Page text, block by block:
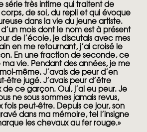
série très intime qui traitent de
de soi, du repli et qui évoque
dans la vie du jeune artiste.
mois dont le nom est à présent
de l’école, je discutais avec mes
en me retournant, j’ai croisé le
En une fraction de seconde, ce
vie. Pendant des années, je me
même. J’avais de peur d’en
être jugé. J’avais peur d’être
ce garçon. Oui, j’ai eu peur. Je
ne sous sommes jamais revus,
fois peut-être. Depuis ce jour, son
dans ma mémoire, tel l’insigne
les chevaux au fer rouge.»